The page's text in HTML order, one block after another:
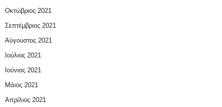
Οκτώβριος 2021
Σεπτέμβριος 2021
Αύγουστος 2021
Ιούλιος 2021
Ιούνιος 2021
Μάιος 2021
Απρίλιος 2021